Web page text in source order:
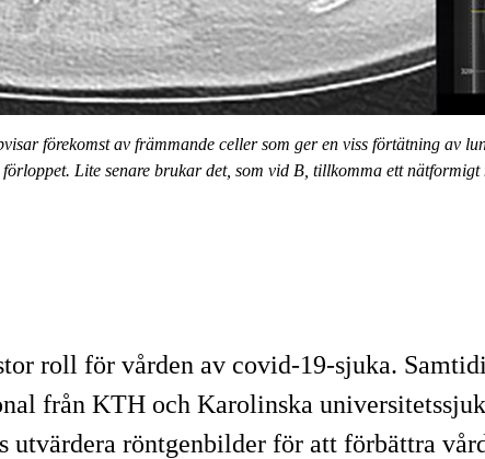
förekomst av främmande celler som ger en viss förtätning av
Lite senare brukar det, som vid B, tillkomma ett
roll för vården av covid-19-sjuka.
från KTH och Karolinska
röntgenbilder för att förbättra